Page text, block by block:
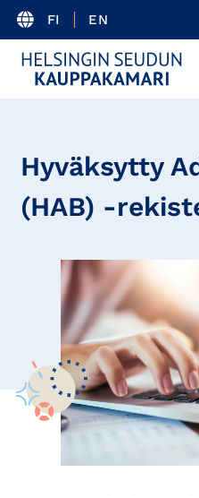
FI EN
Hyväksytty
(HAB) -